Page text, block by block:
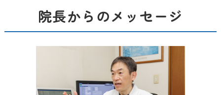
院長からのメッセージ